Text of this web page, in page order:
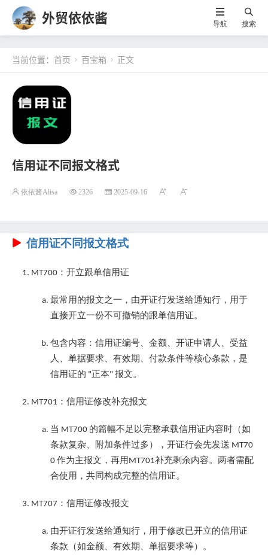
外贸依依酱 导航 搜索
当前位置： 首页  百宝箱  正文
信用证不同报文格式
依依酱Alisa 2326 2025-09-16
信用证不同报文格式
MT700 ：开立跟单信用证
最常用的报文之一，由开证行发送给通知行，用于
直接开立一份不可撤销的跟单信用证。
包含内容：信用证编号、金额、开证申请人、受益
人、单据要求、有效期、付款条件等核心条款，是
信用证的 "正本" 报文。
MT701 ：信用证修改补充报文
当 MT700 的篇幅不足以完整承载信用证内容时（如
条款复杂、附加条件过多），开证行会先发送 MT70
0 作为主报文，再用 MT701补充剩余内容。两者需配
合使用，共同构成完整的信用证。
MT707 ：信用证修改报文
由开证行发送给通知行，用于修改已开立的信用证
条款（如金额、有效期、单据要求等）。